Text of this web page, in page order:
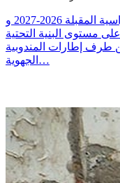
في إطار الإستعداد للمرور للسنة الدراسية المقبلة 2026-2027 و
مستوى البنية التحتية
طرف إطارات المندوبية
الجهوية…